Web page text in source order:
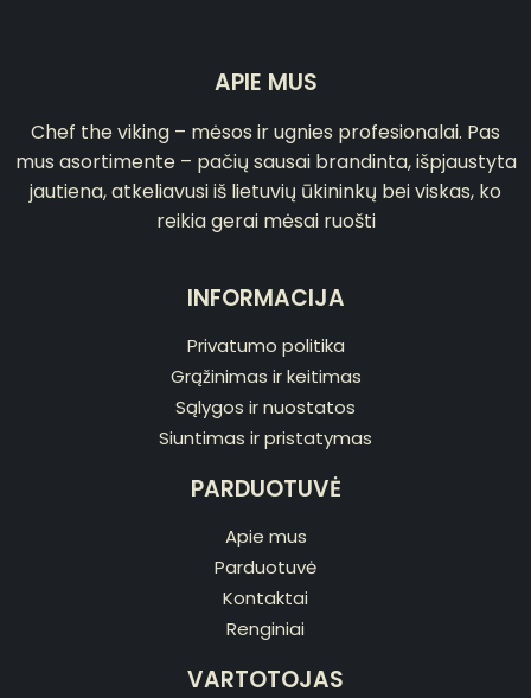
APIE MUS
Chef the viking – mėsos ir ugnies profesionalai. Pas
mus asortimente – pačių sausai brandinta, išpjaustyta
jautiena, atkeliavusi iš lietuvių ūkininkų bei viskas, ko
reikia gerai mėsai ruošti
INFORMACIJA
Privatumo politika
Grąžinimas ir keitimas
Sąlygos ir nuostatos
Siuntimas ir pristatymas
PARDUOTUVĖ
Apie mus
Parduotuvė
Kontaktai
Renginiai
VARTOTOJAS